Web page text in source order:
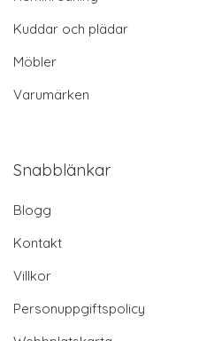
Kuddar och plädar
Möbler
Varumärken
Snabblänkar
Blogg
Kontakt
Villkor
Personuppgiftspolicy